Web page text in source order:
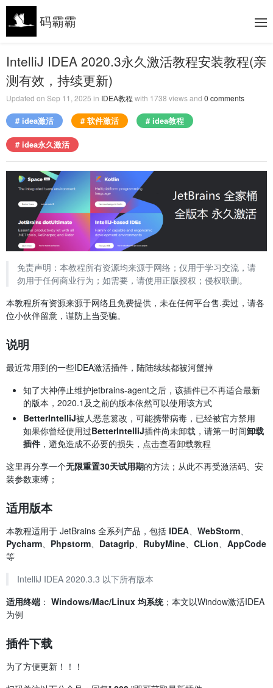
码霸霸
IntelliJ IDEA 2020.3永久激活教程安装教程(亲
测有效，持续更新)
Updated on Sep 11, 2025 in IDEA教程 with 1738 views and 0 comments
# idea激活 # 软件激活 # idea教程
# idea永久激活
免责声明：本教程所有资源均来源于网络；仅用于学习交流，请
勿用于任何商业行为；如需要，请使用正版授权；侵权联删。
本教程所有资源来源于网络且免费提供，未在任何平台售.卖过，请各
位小伙伴留意，谨防上当受骗。
说明
最近常用到的一些IDEA激活插件，陆陆续续都被河蟹掉
知了大神停止维护jetbrains-agent之后，该插件已不再适合最新
的版本，2020.1及之前的版本依然可以使用该方式
BetterIntelliJ被人恶意篡改，可能携带病毒，已经被官方禁用
如果你曾经使用过BetterIntelliJ插件尚未卸载，请第一时间卸载
插件 ，避免造成不必要的损失， 点击查看卸载教程
这里再分享一个无限重置30天试用期的方法；从此不再受激活码、安
装参数束缚；
适用版本
本教程适用于 JetBrains 全系列产品，包括 IDEA WebStorm
Pycharm
Phpstorm Datagrip RubyMine CLion
AppCode
等
IntelliJ IDEA 2020.3.3 以下所有版本
适用终端 ： Windows/Mac/Linux 均系统；本文以Window激活IDEA
为例
插件下载
为了方便更新！！！